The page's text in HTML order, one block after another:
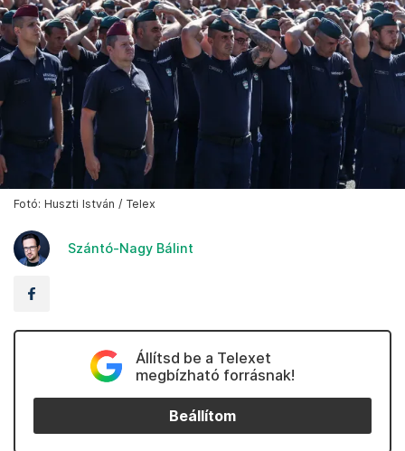
Fotó: Huszti István / Telex
Szántó-Nagy Bálint
Állítsd be a Telexet
megbízható forrásnak!
Beállítom